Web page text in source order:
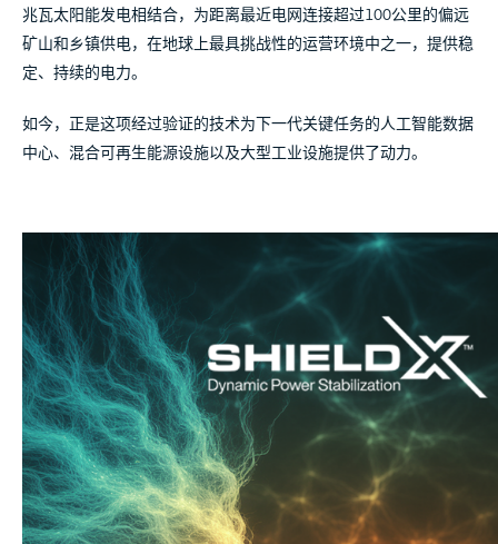
兆瓦太阳能发电相结合，为距离最近电网连接超过100公里的偏远
矿山和乡镇供电，在地球上最具挑战性的运营环境中之一，提供稳
定、持续的电力。
如今，正是这项经过验证的技术为下一代关键任务的人工智能数据
中心、混合可再生能源设施以及大型工业设施提供了动力。